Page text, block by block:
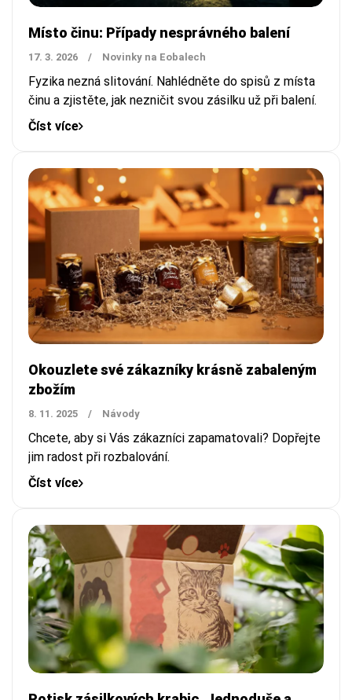
Místo činu: Případy nesprávného balení
17. 3. 2026 / Novinky na Eobalech
Fyzika nezná slitování. Nahlédněte do spisů z místa
činu a zjistěte, jak nezničit svou zásilku už při balení.
Číst více
Okouzlete své zákazníky krásně zabaleným
zbožím
8. 11. 2025 / Návody
Chcete, aby si Vás zákazníci zapamatovali? Dopřejte
jim radost při rozbalování.
Číst více